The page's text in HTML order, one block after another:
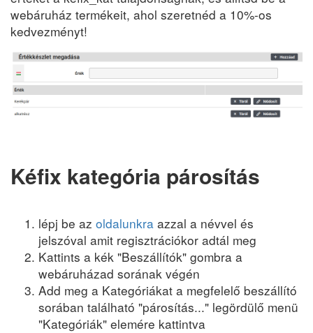
webáruház termékeit, ahol szeretnéd a 10%-os
kedvezményt!
Kéfix kategória párosítás
lépj be az oldalunkra azzal a névvel és
jelszóval amit regisztrációkor adtál meg
Kattints a kék "Beszállítók" gombra a
webáruházad sorának végén
Add meg a Kategóriákat a megfelelő beszállító
sorában található "párosítás..." legördülő menü
"Kategóriák" elemére kattintva